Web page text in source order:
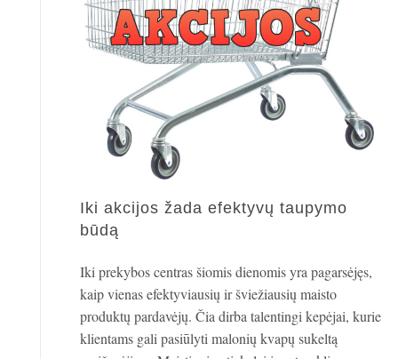
Iki akcijos žada efektyvų taupymo
būdą
Iki prekybos centras šiomis dienomis yra pagarsėjęs,
kaip vienas efektyviausių ir šviežiausių maisto
produktų pardavėjų. Čia dirba talentingi kepėjai, kurie
klientams gali pasiūlyti malonių kvapų sukeltą